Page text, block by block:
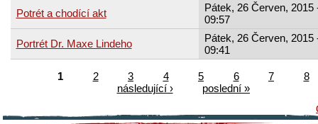
Potrét a chodící akt
Pátek, 26 Červen, 2015
09:57
Portrét Dr. Maxe Lindeho
Pátek, 26 Červen, 2015
09:41
1 2 3 4 5 6 7
8
následující ›
poslední »